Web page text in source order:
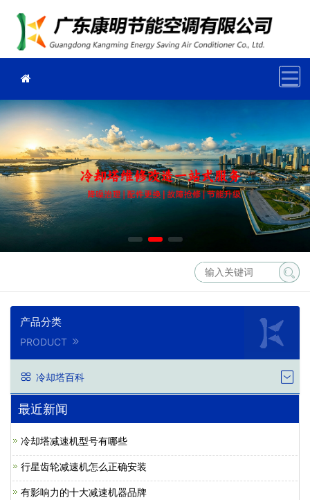
产品分类
PRODUCT
冷却塔百科
最近新闻
冷却塔减速机型号有哪些
行星齿轮减速机怎么正确安装
有影响力的十大减速机器品牌